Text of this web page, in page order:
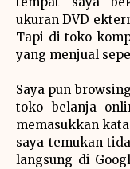
ukuran DVD
Tapi di toko
yang menjual
Saya pun
toko belanja
memasukkan
saya temukan
langsung di